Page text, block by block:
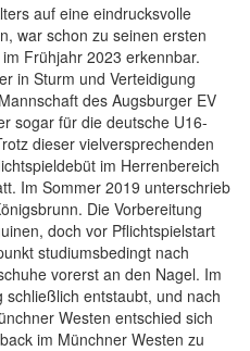
auf eine eindrucksvolle
war schon zu seinen ersten
Frühjahr 2023 erkennbar.
in Sturm und Verteidigung
des Augsburger EV
sogar für die deutsche U16-
dieser vielversprechenden
im Herrenbereich
Im Sommer 2019 unterschrieb
Die Vorbereitung
doch vor Pflichtspielstart
studiumsbedingt nach
vorerst an den Nagel. Im
entstaubt, und nach
Westen entschied sich
im Münchner Westen zu